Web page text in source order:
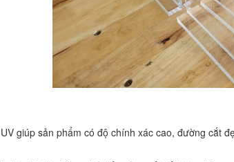
giúp sản phẩm có độ chính xác cao, đường cắt